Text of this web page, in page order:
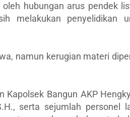
hubungan arus pendek
melakukan penyelidikan
namun kerugian materi
Kapolsek Bangun AKP
serta sejumlah personel